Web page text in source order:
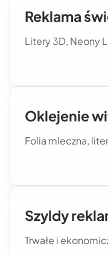
Reklama
Litery 3D, Neony
Oklejenie
Folia mleczna,
Szyldy
Trwałe i